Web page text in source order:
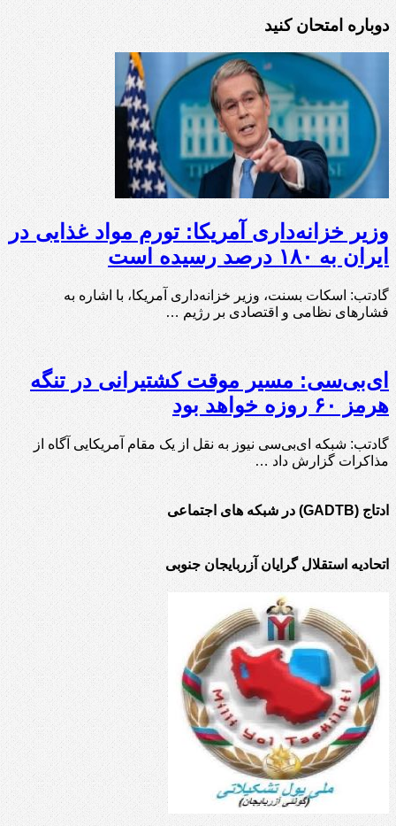
دوباره امتحان کنید
وزیر خزانه‌داری آمریکا: تورم مواد غذایی در
ایران به ۱۸۰ درصد رسیده است
گادتب: اسکات بسنت، وزیر خزانه‌داری آمریکا، با اشاره به
فشارهای نظامی و اقتصادی بر رژیم …
ای‌بی‌سی: مسیر موقت کشتیرانی در تنگه
هرمز ۶۰ روزه خواهد بود
گادتب: شبکه ای‌بی‌سی نیوز به نقل از یک مقام آمریکایی آگاه از
مذاکرات گزارش داد …
ادتاج (GADTB) در شبکه های اجتماعی
اتحادیه استقلال گرایان آزربایجان جنوبی